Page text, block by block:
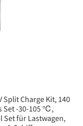
Split Charge Kit, 140
Set -30-105 ℃,
Set für Lastwagen,